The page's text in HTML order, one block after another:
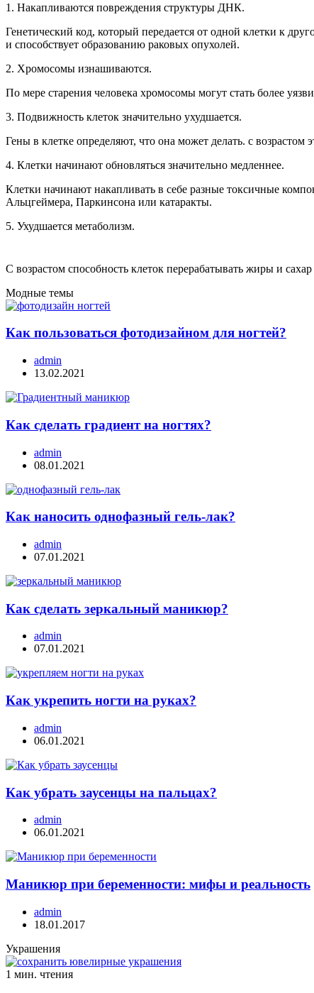
1. Накапливаются повреждения структуры ДНК.
Генетический код, который передается от одной клетки к
и способствует образованию раковых опухолей.
2. Хромосомы изнашиваются.
По мере старения человека хромосомы могут стать более
3. Подвижность клеток значительно ухудшается.
Гены в клетке определяют, что она может делать. с возрастом
4. Клетки начинают обновляться значительно медленнее.
Клетки начинают накапливать в себе разные токсичные
Альцгеймера, Паркинсона или катаракты.
5. Ухудшается метаболизм.
С возрастом способность клеток перерабатывать жиры и
Модные темы
Как пользоваться фотодизайном для ногтей?
admin
13.02.2021
Как сделать градиент на ногтях?
admin
08.01.2021
Как наносить однофазный гель-лак?
admin
07.01.2021
Как сделать зеркальный маникюр?
admin
07.01.2021
Как укрепить ногти на руках?
admin
06.01.2021
Как убрать заусенцы на пальцах?
admin
06.01.2021
Маникюр при беременности: мифы и реальность
admin
18.01.2017
Украшения
1 мин. чтения